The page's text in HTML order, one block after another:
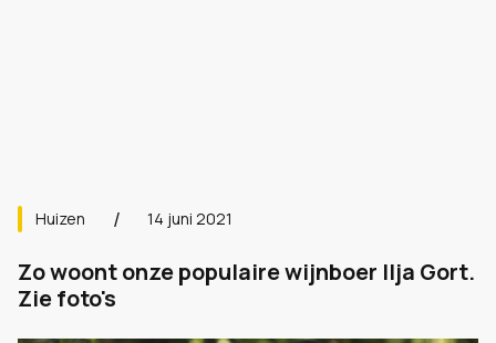
Huizen 14 juni 2021
Zo woont onze populaire wijnboer Ilja Gort.
Zie foto's